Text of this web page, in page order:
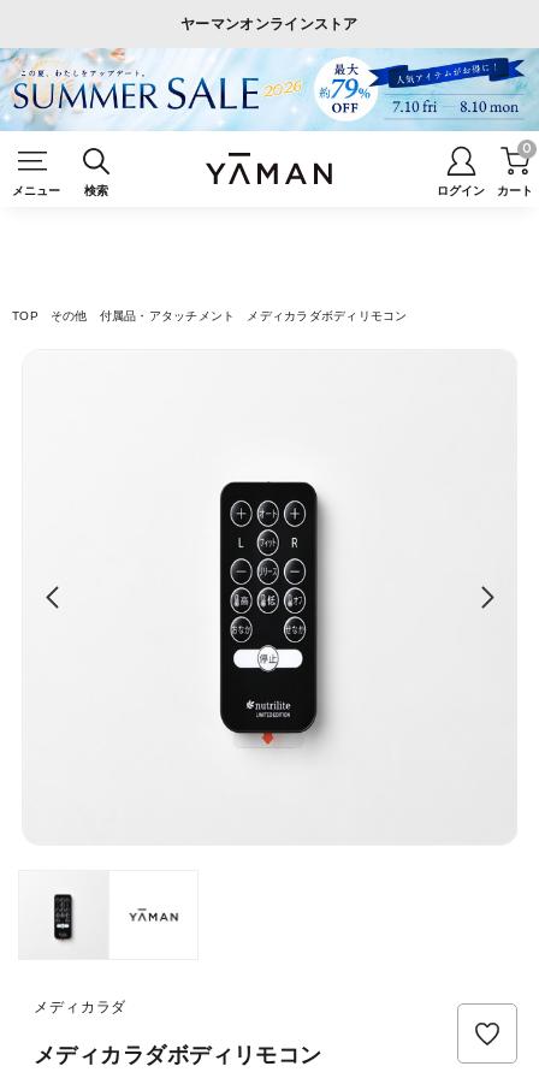
ヤーマンオンラインストア
メニュー 検索 ログイン カート
0
TOP その他 付属品・アタッチメント メディカラダボディリモコン
メディカラダ
メディカラダボディリモコン